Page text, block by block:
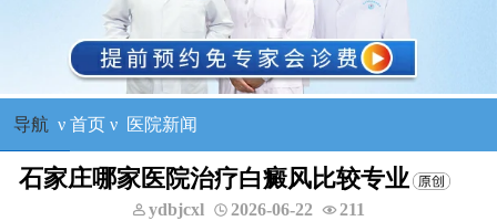
导航 ν 首页ν 医院新闻
石家庄哪家医院治疗白癜风比较专业
ydbjcxl 2026-06-22 211